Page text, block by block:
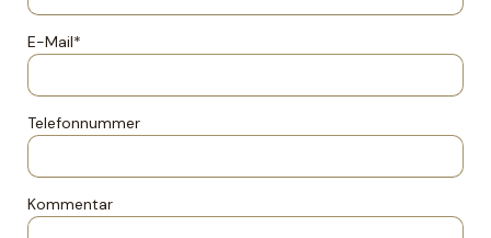
Pflichtfeld
E-Mail*
Telefonnummer
Kommentar